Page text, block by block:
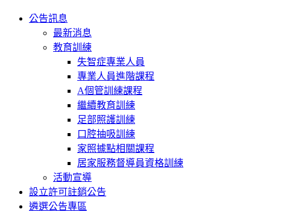
公告訊息
最新消息
教育訓練
失智症專業人員
專業人員進階課程
A個管訓練課程
繼續教育訓練
足部照護訓練
口腔抽吸訓練
家照據點相關課程
居家服務督導員資格訓練
活動宣導
設立許可註銷公告
遴選公告專區